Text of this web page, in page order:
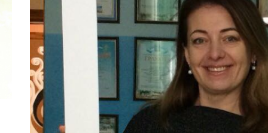
2022 ГОД ПРОВОЗГЛАШЕН ГОДОМ
МАТЕРИ В ЯКУТИИ
19.12.2021